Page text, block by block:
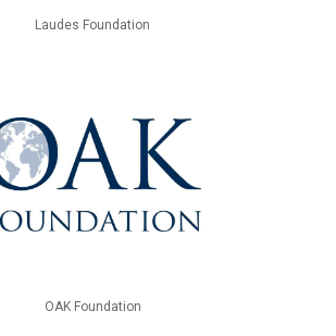
Laudes Foundation
OAK Foundation